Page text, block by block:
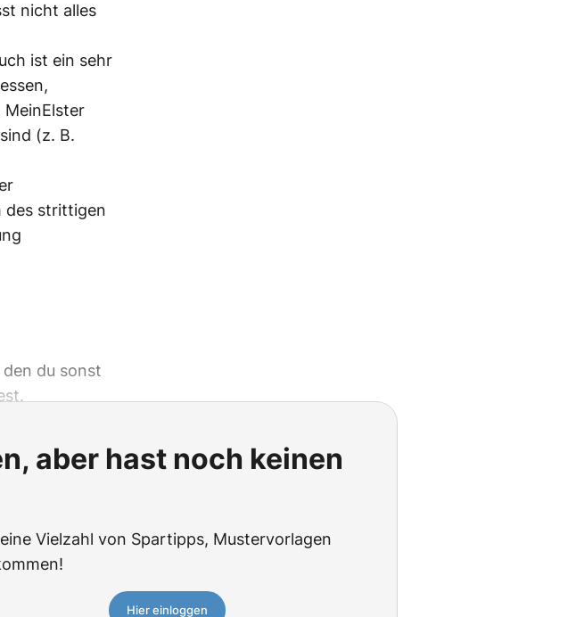
nicht alles
ist ein sehr
(z. B.
des strittigen
du sonst
aber hast noch keinen
Vielzahl von Spartipps, Mustervorlagen
Hier einloggen